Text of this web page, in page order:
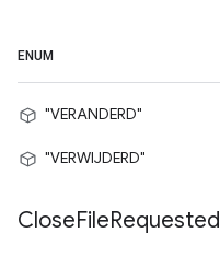
ENUM
"VERANDERD"
"VERWIJDERD"
CloseFileRequested